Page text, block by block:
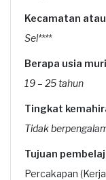
Kecamatan
Sel****
Berapa usia
19 – 25 tahun
Tingkat
Tidak
Tujuan
Percakapan